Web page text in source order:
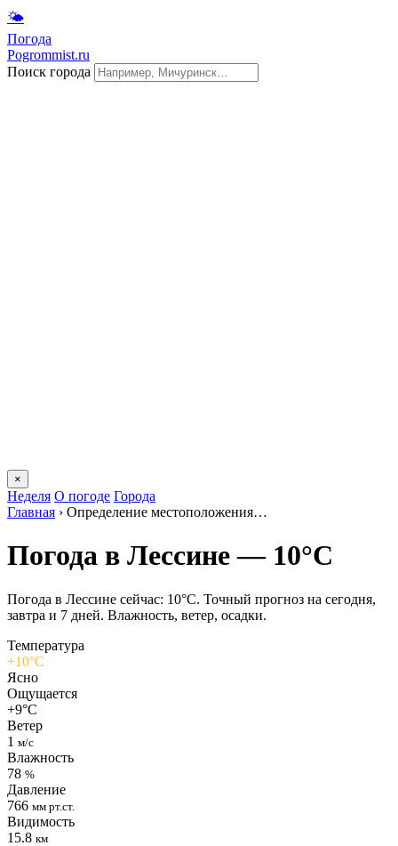
🌤
Погода
Pogrommist.ru
Поиск города
×
Неделя О погоде Города
Главная › Определение местоположения…
Погода в Лессине — 10°C
Погода в Лессине сейчас: 10°C. Точный прогноз на сегодня,
завтра и 7 дней. Влажность, ветер, осадки.
Температура
+10°C
Ясно
Ощущается
+9°C
Ветер
1 м/с
Влажность
78 %
Давление
766 мм рт.ст.
Видимость
15.8 км